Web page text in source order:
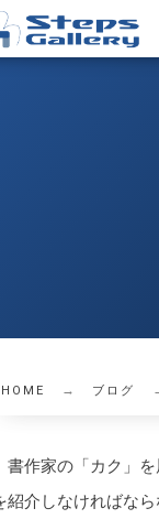
HOME ブログ
作家の「カク」を
紹介しなければな